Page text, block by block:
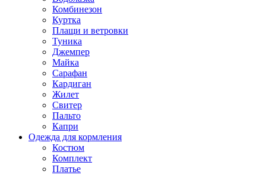
Комбинезон
Куртка
Плащи и ветровки
Туника
Джемпер
Майка
Сарафан
Кардиган
Жилет
Свитер
Пальто
Капри
Одежда для кормления
Костюм
Комплект
Платье